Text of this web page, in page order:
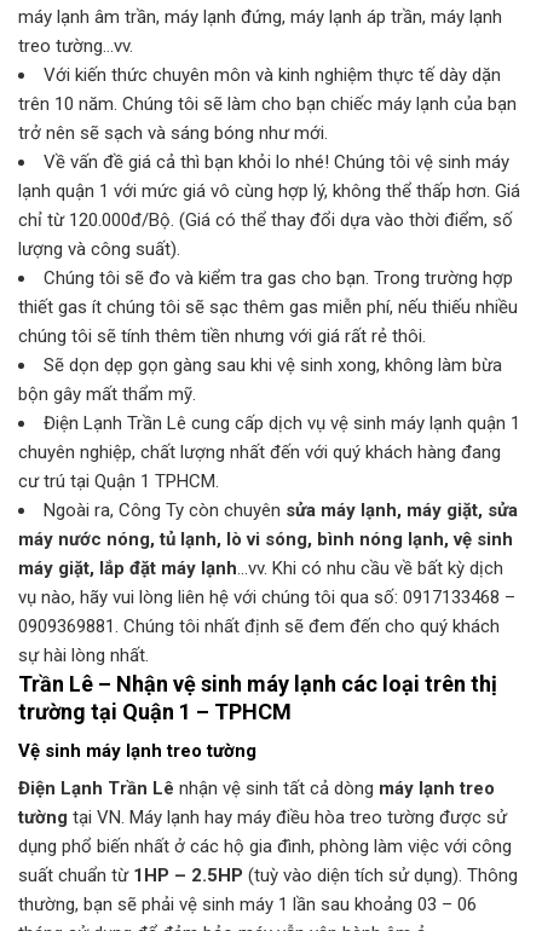
máy lạnh âm trần, máy lạnh đứng, máy lạnh áp trần, máy lạnh
treo tường…vv.
Với kiến thức chuyên môn và kinh nghiệm thực tế dày dặn
trên 10 năm. Chúng tôi sẽ làm cho bạn chiếc máy lạnh của bạn
trở nên sẽ sạch và sáng bóng như mới.
Về vấn đề giá cả thì bạn khỏi lo nhé! Chúng tôi vệ sinh máy
lạnh quận 1 với mức giá vô cùng hợp lý, không thể thấp hơn. Giá
chỉ từ 120.000đ/Bộ. (Giá có thể thay đổi dựa vào thời điểm, số
lượng và công suất).
Chúng tôi sẽ đo và kiểm tra gas cho bạn. Trong trường hợp
thiết gas ít chúng tôi sẽ sạc thêm gas miễn phí, nếu thiếu nhiều
chúng tôi sẽ tính thêm tiền nhưng với giá rất rẻ thôi.
Sẽ dọn dẹp gọn gàng sau khi vệ sinh xong, không làm bừa
bộn gây mất thẩm mỹ.
Điện Lạnh Trần Lê cung cấp dịch vụ vệ sinh máy lạnh quận 1
chuyên nghiệp, chất lượng nhất đến với quý khách hàng đang
cư trú tại Quận 1 TPHCM.
Ngoài ra, Công Ty còn chuyên sửa máy lạnh, máy giặt, sửa
máy nước nóng, tủ lạnh, lò vi sóng, bình nóng lạnh, vệ sinh
máy giặt, lắp đặt máy lạnh…vv. Khi có nhu cầu về bất kỳ dịch
vụ nào, hãy vui lòng liên hệ với chúng tôi qua số: 0917133468 –
0909369881. Chúng tôi nhất định sẽ đem đến cho quý khách
sự hài lòng nhất.
Trần Lê – Nhận vệ sinh máy lạnh các loại trên thị
trường tại Quận 1 – TPHCM
Vệ sinh máy lạnh treo tường
Điện Lạnh Trần Lê nhận vệ sinh tất cả dòng máy lạnh treo
tường tại VN. Máy lạnh hay máy điều hòa treo tường được sử
dụng phổ biến nhất ở các hộ gia đình, phòng làm việc với công
suất chuẩn từ 1HP – 2.5HP (tuỳ vào diện tích sử dụng). Thông
thường, bạn sẽ phải vệ sinh máy 1 lần sau khoảng 03 – 06